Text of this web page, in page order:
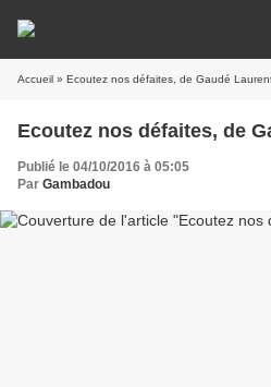
Accueil » Ecoutez nos défaites, de Gaudé
Ecoutez nos défaites, de
Publié le 04/10/2016 à 05:05
Par Gambadou